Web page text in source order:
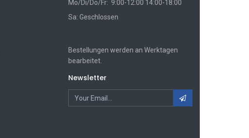
Mo/Di/Do/Fr: 9:00-12:00 14:00-18:00
Sa: Geschlossen
Bestellungen werden an Werktagen
bearbeitet.
Newsletter